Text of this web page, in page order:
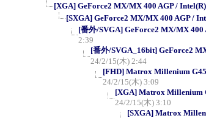
[XGA] GeForce2 MX/MX 400 AGP /
[SXGA] GeForce2 MX/MX 400 AGP /
[番外/SVGA] GeForce2 MX/MX 400
2:39
[番外/SVGA_16bit] GeForce2
24/2/15(木) 2:44
[FHD] Matrox Millenium
24/2/15(木) 3:09
[XGA] Matrox Millenium
24/2/15(木) 3:10
[SXGA] Matrox